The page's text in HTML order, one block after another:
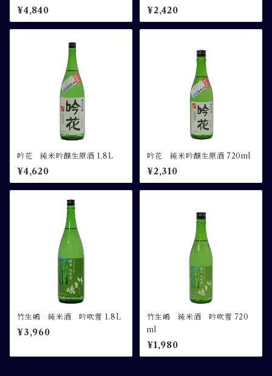
¥4,840 ¥2,420
吟花 純米吟醸生原酒 1.8L
¥4,620
吟花 純米吟醸生原酒 720ml
¥2,310
竹生嶋 純米酒 吟吹雪 1.8L
¥3,960
竹生嶋 純米酒 吟吹雪 720
ml
¥1,980